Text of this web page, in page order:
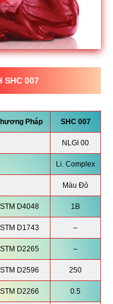
SHC 007
Pháp SHC 007
NLGI 00
Li. Complex
Màu Đỏ
D4048 1B
D1743 –
D2265 –
D2596 250
D2266 0.5